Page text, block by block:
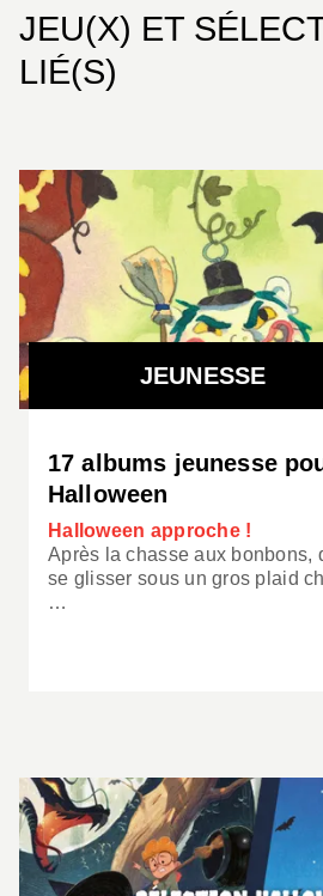
JEU(X) ET
LIÉ(S)
JEUNESSE
17 albums jeunesse
Halloween
Halloween approche !
Après la chasse aux bonbons,
se glisser sous un gros plaid
…